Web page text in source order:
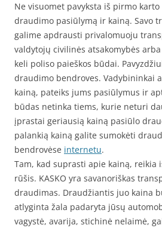
Ne visuomet pavyksta iš pirmo
draudimo pasiūlymą ir kainą. Savo
galime apdrausti privalomuoju
valdytojų civilinės atsakomybės
keli poliso paieškos būdai.
draudimo bendroves. Vadybininkai
kainą, pateiks jums pasiūlymus ir
būdas netinka tiems, kurie neturi
įprastai geriausią kainą pasiūlo
palankią kainą galite sumokėti
bendrovėse internetu.
Tam, kad suprasti apie kainą,
rūšis. KASKO yra savanoriškas
draudimas. Draudžiantis juo kaina
atlyginta žala padaryta jūsų
vagystė, avarija, stichinė nelaimė,